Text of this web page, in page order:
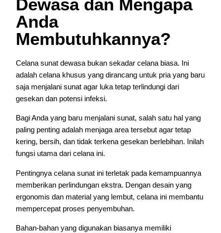
Dewasa dan Mengapa
Anda
Membutuhkannya?
Celana sunat dewasa bukan sekadar celana biasa. Ini
adalah celana khusus yang dirancang untuk pria yang baru
saja menjalani sunat agar luka tetap terlindungi dari
gesekan dan potensi infeksi.
Bagi Anda yang baru menjalani sunat, salah satu hal yang
paling penting adalah menjaga area tersebut agar tetap
kering, bersih, dan tidak terkena gesekan berlebihan. Inilah
fungsi utama dari celana ini.
Pentingnya celana sunat ini terletak pada kemampuannya
memberikan perlindungan ekstra. Dengan desain yang
ergonomis dan material yang lembut, celana ini membantu
mempercepat proses penyembuhan.
Bahan-bahan yang digunakan biasanya memiliki